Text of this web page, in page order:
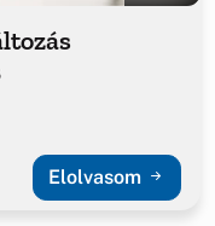
Elolvasom